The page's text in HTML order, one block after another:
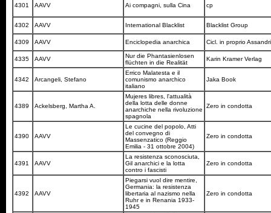
4301 AAVV Ai compagni, sulla Cina cp
4302 AAVV International Blacklist Blacklist Group
4309 AAVV Enciclopedia anarchica Cicl. in proprio
4335 AAVV
Nur die Phantasienlosen
flüchten in die Realität
Karin Kramer Verlag
4342 Arcangeli, Stefano
Errico Malatesta e il
comunismo anarchico
italiano
Jaka Book
4389 Ackelsberg, Martha A.
Mujeres libres, l'attualità
della lotta delle donne
anarchiche nella rivoluzione
spagnola
Zero in condotta
4390 AAVV
Le cucine del popolo, Atti
del convegno di
Massenzatico (Reggio
Emilia - 31 ottobre 2004)
Zero in condotta
4391 AAVV
La resistenza sconosciuta,
Gil anarchici e la lotta
contro i fascisti
Zero in condotta
4392 AAVV
Piegarsi vuol dire mentire,
Germania: la resistenza
libertaria al nazismo nella
Ruhr e in Renania 1933-
1945
Zero in condotta